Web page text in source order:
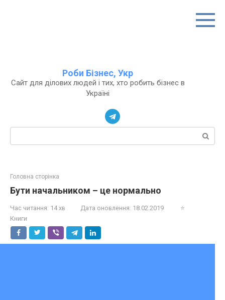
Роби Бізнес, Укр
Сайт для ділових людей і тих, хто робить бізнес в
Україні
Головна сторінка
Бути начальником – це нормально
Час читання: 14 хв Дата оновлення: 18.02.2019
⭐
Книги